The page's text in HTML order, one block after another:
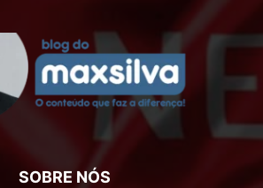
SOBRE NÓS